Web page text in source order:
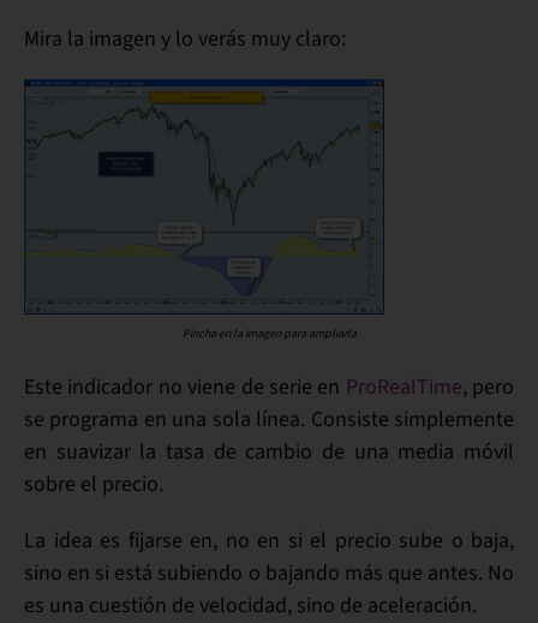
Mira la imagen y lo verás muy claro:
Pincha en la imagen para ampliarla
Este indicador no viene de serie en ProRealTime, pero
se programa en una sola línea. Consiste simplemente
en suavizar la tasa de cambio de una media móvil
sobre el precio.
La idea es fijarse en, no en si el precio sube o baja,
sino en si está subiendo o bajando más que antes. No
es una cuestión de velocidad, sino de aceleración.